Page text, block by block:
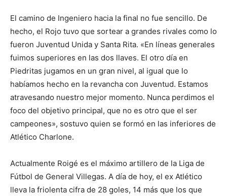
El camino de Ingeniero hacia la final no fue sencillo. De
hecho, el Rojo tuvo que sortear a grandes rivales como lo
fueron Juventud Unida y Santa Rita. «En líneas generales
fuimos superiores en las dos llaves. El otro día en
Piedritas jugamos en un gran nivel, al igual que lo
habíamos hecho en la revancha con Juventud. Estamos
atravesando nuestro mejor momento. Nunca perdimos el
foco del objetivo principal, que no es otro que el ser
campeones», sostuvo quien se formó en las inferiores de
Atlético Charlone.
Actualmente Roigé es el máximo artillero de la Liga de
Fútbol de General Villegas. A día de hoy, el ex Atlético
lleva la friolenta cifra de 28 goles, 14 más que los que